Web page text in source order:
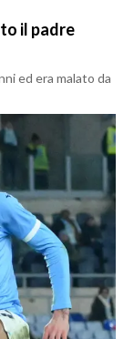
il padre
ed era malato da